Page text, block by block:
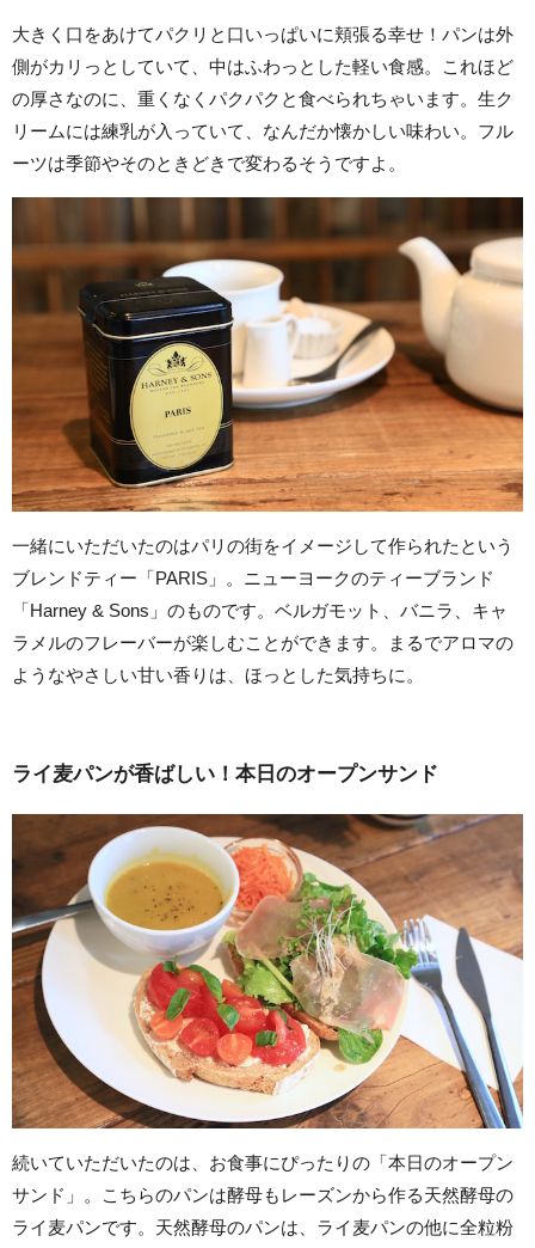
大きく口をあけてパクリと口いっぱいに頬張る幸せ！パンは外
側がカリっとしていて、中はふわっとした軽い食感。これほど
の厚さなのに、重くなくパクパクと食べられちゃいます。生ク
リームには練乳が入っていて、なんだか懐かしい味わい。フル
ーツは季節やそのときどきで変わるそうですよ。
一緒にいただいたのはパリの街をイメージして作られたという
ブレンドティー「PARIS」。ニューヨークのティーブランド
「Harney & Sons」のものです。ベルガモット、バニラ、キャ
ラメルのフレーバーが楽しむことができます。まるでアロマの
ようなやさしい甘い香りは、ほっとした気持ちに。
ライ麦パンが香ばしい！本日のオープンサンド
続いていただいたのは、お食事にぴったりの「本日のオープン
サンド」。こちらのパンは酵母もレーズンから作る天然酵母の
ライ麦パンです。天然酵母のパンは、ライ麦パンの他に全粒粉